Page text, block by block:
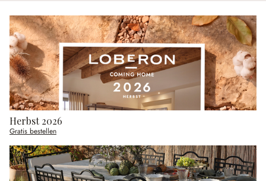
Herbst 2026
Gratis bestellen